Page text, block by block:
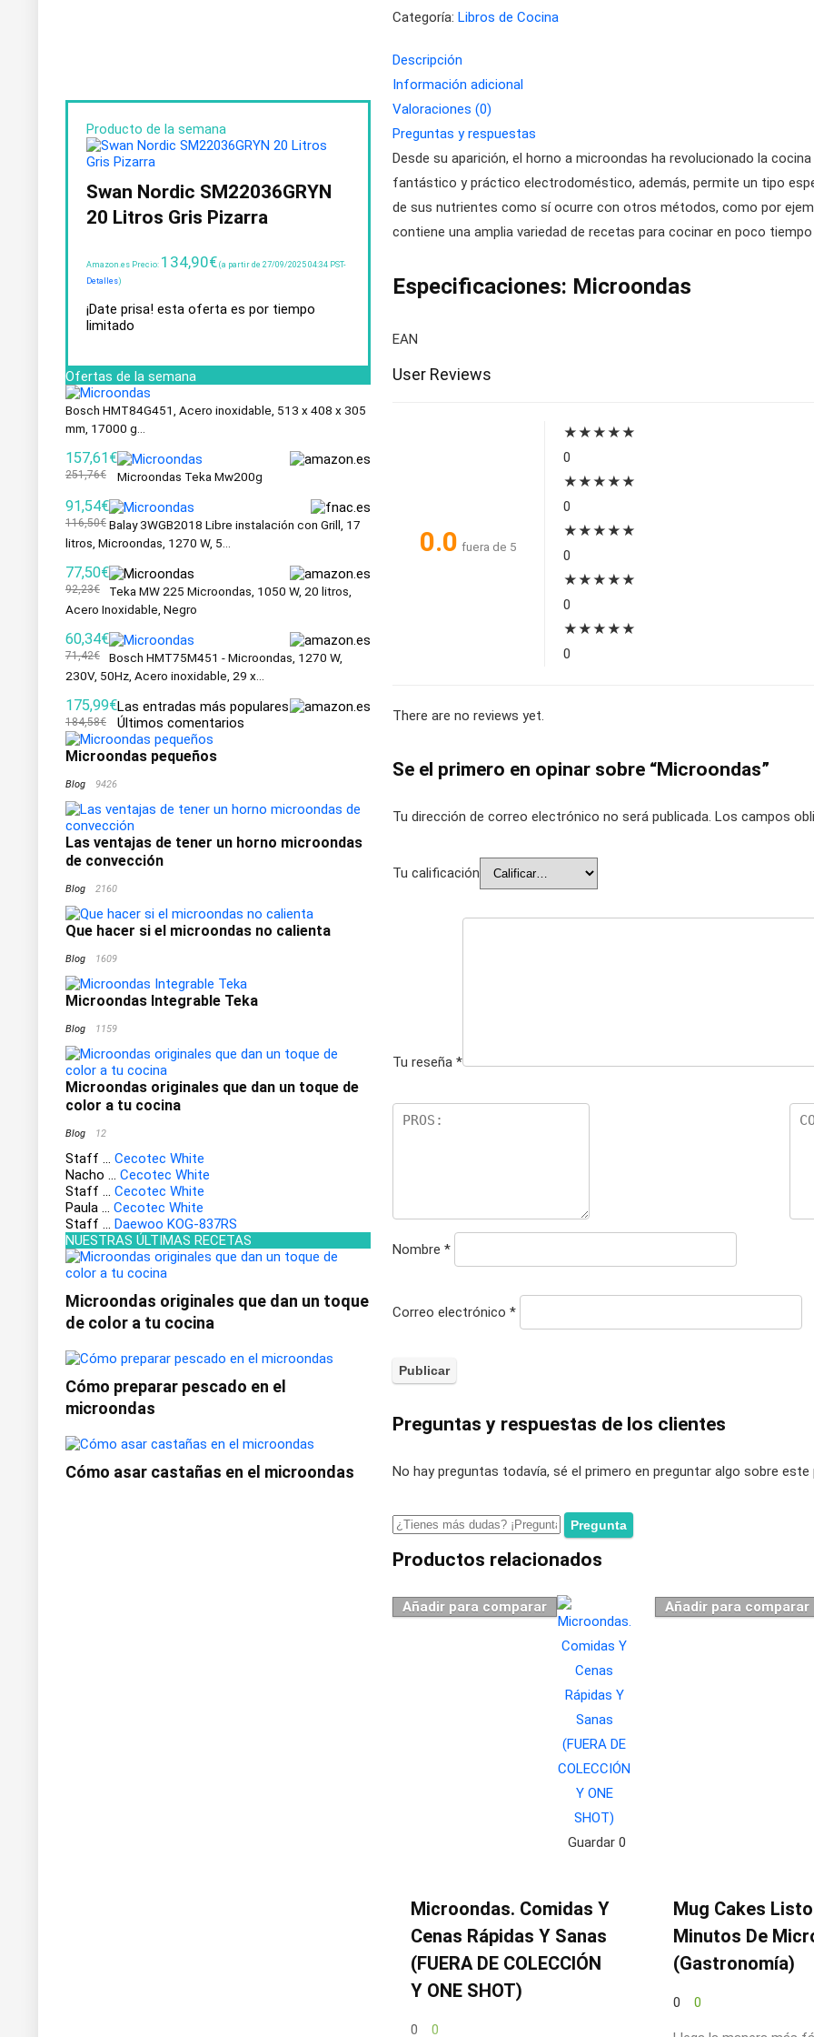
Categoría: Libros de Cocina
Descripción
Información adicional
Valoraciones (0)
Preguntas y respuestas
Desde su aparición, el horno a microondas ha revolucionado la
fantástico y práctico electrodoméstico, además, permite un tipo
de sus nutrientes como sí ocurre con otros métodos, como por
contiene una amplia variedad de recetas para cocinar en poco
Especificaciones: Microondas
EAN
User Reviews
0.0 fuera de 5
★★★★★
0
★★★★★
0
★★★★★
0
★★★★★
0
★★★★★
0
There are no reviews yet.
Se el primero en opinar sobre “Microondas”
Tu dirección de correo electrónico no será publicada. Los campos
Tu calificación
Tu reseña *
Nombre *
Correo electrónico *
Preguntas y respuestas de los clientes
No hay preguntas todavía, sé el primero en preguntar algo sobre este
Productos relacionados
Añadir para comparar
Guardar 0
Microondas. Comidas Y
Cenas Rápidas Y Sanas
(FUERA DE COLECCIÓN
Y ONE SHOT)
0 0
Añadir para comparar
Mug Cakes
Minutos De
(Gastronomía)
0 0
Producto de la semana
Swan Nordic SM22036GRYN
20 Litros Gris Pizarra
Amazon.es Precio: 134,90€ (a partir de 27/09/2025 04:34 PST-
Detalles)
¡Date prisa! esta oferta es por tiempo
limitado
Ofertas de la semana
Bosch HMT84G451, Acero inoxidable, 513 x 408 x 305
mm, 17000 g...
157,61€
251,76€ Microondas Teka Mw200g
91,54€
116,50€ Balay 3WGB2018 Libre instalación con Grill, 17
litros, Microondas, 1270 W, 5...
77,50€
92,23€
Teka MW 225 Microondas, 1050 W, 20 litros,
Acero Inoxidable, Negro
60,34€
71,42€
Bosch HMT75M451 - Microondas, 1270 W,
230V, 50Hz, Acero inoxidable, 29 x...
175,99€
184,58€
Las entradas más populares
Últimos comentarios
Microondas pequeños
Blog 9426
Las ventajas de tener un horno microondas
de convección
Blog 2160
Que hacer si el microondas no calienta
Blog 1609
Microondas Integrable Teka
Blog 1159
Microondas originales que dan un toque de
color a tu cocina
Blog 12
Staff ... Cecotec White
Nacho ... Cecotec White
Staff ... Cecotec White
Paula ... Cecotec White
Staff ... Daewoo KOG-837RS
NUESTRAS ÚLTIMAS RECETAS
Microondas originales que dan un toque
de color a tu cocina
Cómo preparar pescado en el
microondas
Cómo asar castañas en el microondas